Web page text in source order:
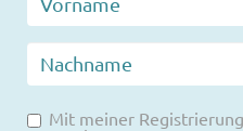
Mit meiner